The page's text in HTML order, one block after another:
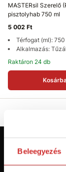
Beleegyezés
MASTERsil Szerelő
pisztolyhab 750 ml
5 002 Ft
Térfogat (ml): 750
Alkalmazás:
Raktáron 24 db
Először
szerezzen